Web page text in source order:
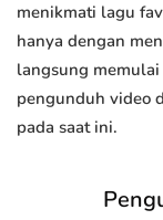
menikmati lagu
hanya dengan
langsung
pengunduh video
pada saat ini.